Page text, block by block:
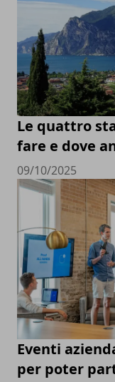
Le quattro
fare e dove
09/10/2025
Eventi
per poter